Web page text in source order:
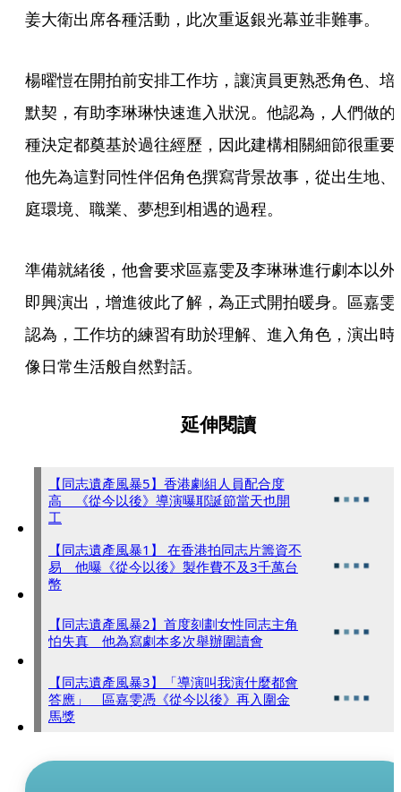
姜大衛出席各種活動，此次重返銀光幕並非難事。
楊曜愷在開拍前安排工作坊，讓演員更熟悉角色、培
默契，有助李琳琳快速進入狀況。他認為，人們做的
種決定都奠基於過往經歷，因此建構相關細節很重要
他先為這對同性伴侶角色撰寫背景故事，從出生地、
庭環境、職業、夢想到相遇的過程。
準備就緒後，他會要求區嘉雯及李琳琳進行劇本以外
即興演出，增進彼此了解，為正式開拍暖身。區嘉雯
認為，工作坊的練習有助於理解、進入角色，演出時
像日常生活般自然對話。
延伸閱讀
【同志遺產風暴5】香港劇組人員配合度
高 《從今以後》導演曝耶誕節當天也開
工
【同志遺產風暴1】 在香港拍同志片籌資不
易 他曝《從今以後》製作費不及3千萬台
幣
【同志遺產風暴2】首度刻劃女性同志主角
怕失真 他為寫劇本多次舉辦圍讀會
【同志遺產風暴3】「導演叫我演什麼都會
答應」 區嘉雯憑《從今以後》再入圍金
馬獎